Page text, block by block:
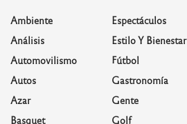
Ambiente
Análisis
Automovilismo
Autos
Azar
Basquet
Espectáculos
Estilo Y Bienestar
Fútbol
Gastronomía
Gente
Golf